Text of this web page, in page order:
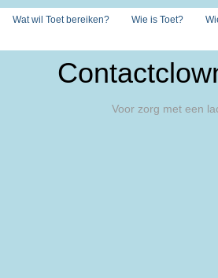
Wat wil Toet bereiken? Wie is Toet?
Voor zorg met een